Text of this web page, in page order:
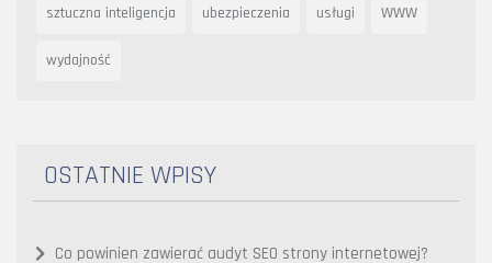
sztuczna inteligencja ubezpieczenia usługi WWW
wydajność
OSTATNIE WPISY
Co powinien zawierać audyt SEO strony internetowej?